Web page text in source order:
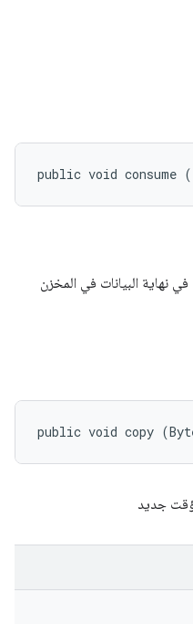
public void consume
نهاية البيانات في المخزن
public void copy
جديد